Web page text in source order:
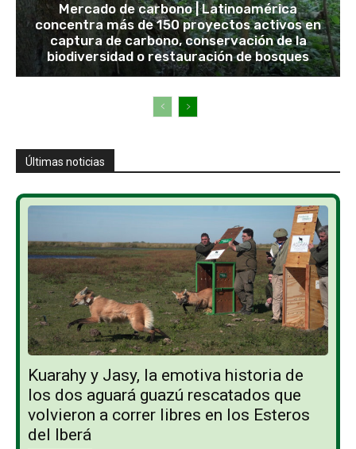
Mercado de carbono | Latinoamérica
concentra más de 150 proyectos activos en
captura de carbono, conservación de la
biodiversidad o restauración de bosques
Últimas noticias
Kuarahy y Jasy, la emotiva historia de
los dos aguará guazú rescatados que
volvieron a correr libres en los Esteros
del Iberá